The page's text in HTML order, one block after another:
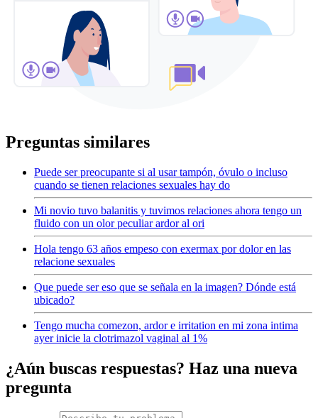
Preguntas similares
Puede ser preocupante si al usar tampón, óvulo o incluso
cuando se tienen relaciones sexuales hay do
Mi novio tuvo balanitis y tuvimos relaciones ahora tengo un
fluido con un olor peculiar ardor al ori
Hola tengo 63 años empeso con exermax por dolor en las
relacione sexuales
Que puede ser eso que se señala en la imagen? Dónde está
ubicado?
Tengo mucha comezon, ardor e irritation en mi zona intima
ayer inicie la clotrimazol vaginal al 1%
¿Aún buscas respuestas? Haz una nueva
pregunta